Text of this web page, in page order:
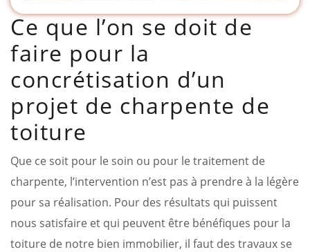
Ce que l’on se doit de
faire pour la
concrétisation d’un
projet de charpente de
toiture
Que ce soit pour le soin ou pour le traitement de
charpente, l’intervention n’est pas à prendre à la légère
pour sa réalisation. Pour des résultats qui puissent
nous satisfaire et qui peuvent être bénéfiques pour la
toiture de notre bien immobilier, il faut des travaux se